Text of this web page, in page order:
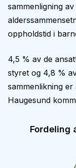
sammenligning
oppholdstid i
4,5 % av de
styret og 4,8 %
sammenlikning
Haugesund
Fordeling